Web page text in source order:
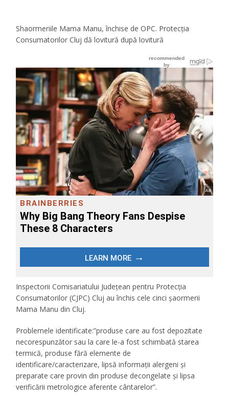
Shaormeriile Mama Manu, închise de OPC. Protecţia
Consumatorilor Cluj dă lovitură după lovitură
Inspectorii Comisariatului Județean pentru Protecția
Consumatorilor (CJPC) Cluj au închis cele cinci şaormerii
Mama Manu din Cluj.
Problemele identificate:”produse care au fost depozitate
necorespunzător sau la care le-a fost schimbată starea
termică, produse fără elemente de
identificare/caracterizare, lipsă informații alergeni și
preparate care provin din produse decongelate și lipsa
verificării metrologice aferente cântarelor”.